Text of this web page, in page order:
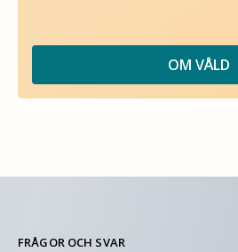
OM VÅLD
FRÅGOR OCH SVAR